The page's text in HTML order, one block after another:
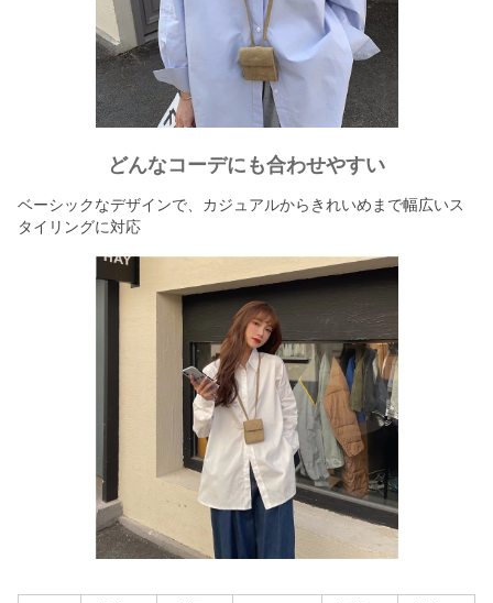
どんなコーデにも合わせやすい
ベーシックなデザインで、カジュアルからきれいめまで幅広いス
タイリングに対応